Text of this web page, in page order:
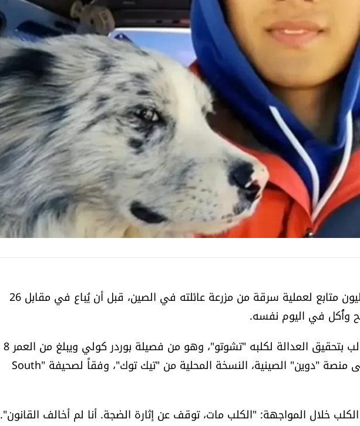
تعرض كلب شهير يملك أكثر من 1.5 مليون متابع لعملية سرقة من مزرعة عائلته في الصين، قبل أن يُباع في مقابل 26
وأُكل في اليوم نفسه.
وأثارت الحادثة صدمة مالكه، الذي يطالب بتحقيق العدالة لكلبه "تشوتو"، وهو من فصيلة بوردر كولي ويبلغ من العمر 8
سنوات، بعدما حقق شهرة واسعة على منصة "دوين" الصينية، النسخة المحلية من "تيك توك"، وفقاً لصحيفة "South
خلال المواجهة: "الكلب مات، توقف عن إثارة الضجة. أنا لم أخالف القانون".